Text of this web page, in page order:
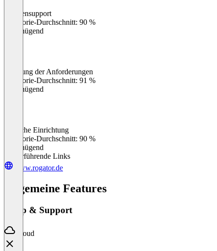
Kundensupport
Kategorie-Durchschnitt: 90 %
Ungenügend
Erfüllung der Anforderungen
Kategorie-Durchschnitt: 91 %
Ungenügend
Einfache Einrichtung
Kategorie-Durchschnitt: 90 %
Ungenügend
Weiterführende Links
www.rogator.de
Allgemeine Features
Setup & Support
Cloud